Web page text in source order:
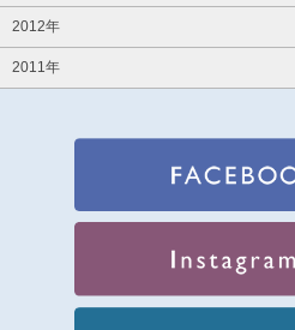
2012年
2011年